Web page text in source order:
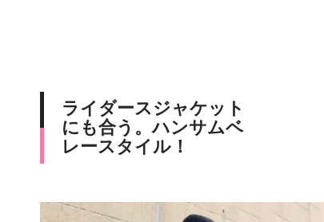
ライダースジャケット
にも合う。ハンサムベ
レースタイル！